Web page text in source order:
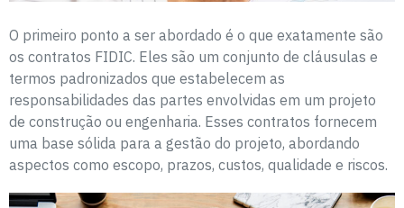
O primeiro ponto a ser abordado é o que exatamente são
os contratos FIDIC. Eles são um conjunto de cláusulas e
termos padronizados que estabelecem as
responsabilidades das partes envolvidas em um projeto
de construção ou engenharia. Esses contratos fornecem
uma base sólida para a gestão do projeto, abordando
aspectos como escopo, prazos, custos, qualidade e riscos.